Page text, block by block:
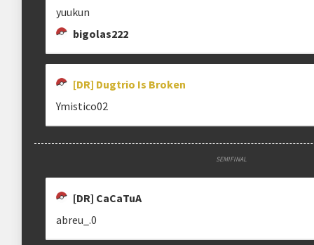
yuukun
bigolas222
[DR] Dugtrio Is Broken
Ymistico02
SEMIFINAL
[DR] CaCaTuA
abreu_.0